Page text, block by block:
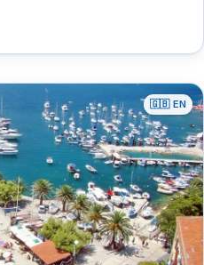
🇬🇧 EN